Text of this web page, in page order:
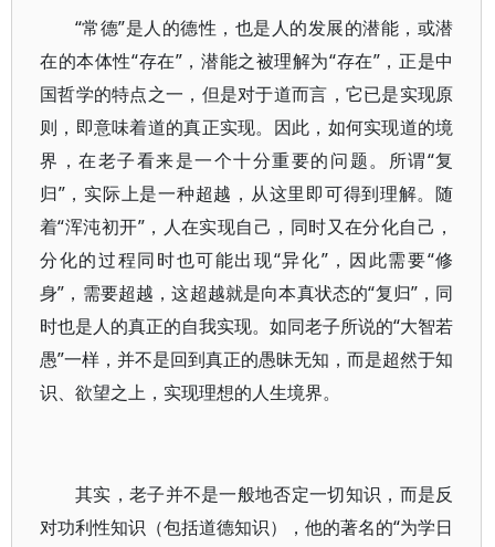
“常德”是人的德性，也是人的发展的潜能，或潜
在的本体性“存在”，潜能之被理解为“存在”，正是中
国哲学的特点之一，但是对于道而言，它已是实现原
则，即意味着道的真正实现。因此，如何实现道的境
界，在老子看来是一个十分重要的问题。所谓“复
归”，实际上是一种超越，从这里即可得到理解。随
着“浑沌初开”，人在实现自己，同时又在分化自己，
分化的过程同时也可能出现“异化”，因此需要“修
身”，需要超越，这超越就是向本真状态的“复归”，同
时也是人的真正的自我实现。如同老子所说的“大智若
愚”一样，并不是回到真正的愚昧无知，而是超然于知
识、欲望之上，实现理想的人生境界。
其实，老子并不是一般地否定一切知识，而是反
对功利性知识（包括道德知识），他的著名的“为学日